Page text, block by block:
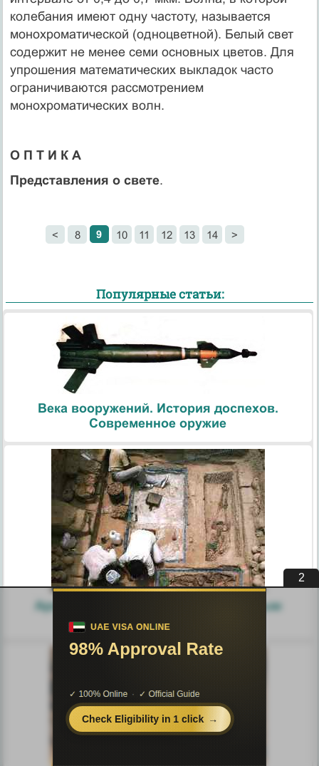
колебания имеют одну частоту, называется
монохроматической (одноцветной). Белый свет
содержит не менее семи основных цветов. Для
упрошения математических выкладок часто
ограничиваются рассмотрением
монохроматических волн.
О П Т И К А
Представления о свете.
< 8 9 10 11 12 13 14 >
Популярные статьи:
Века вооружений. История доспехов.
Современное оружие
Археология. Датировка по древесным
кольцам
1